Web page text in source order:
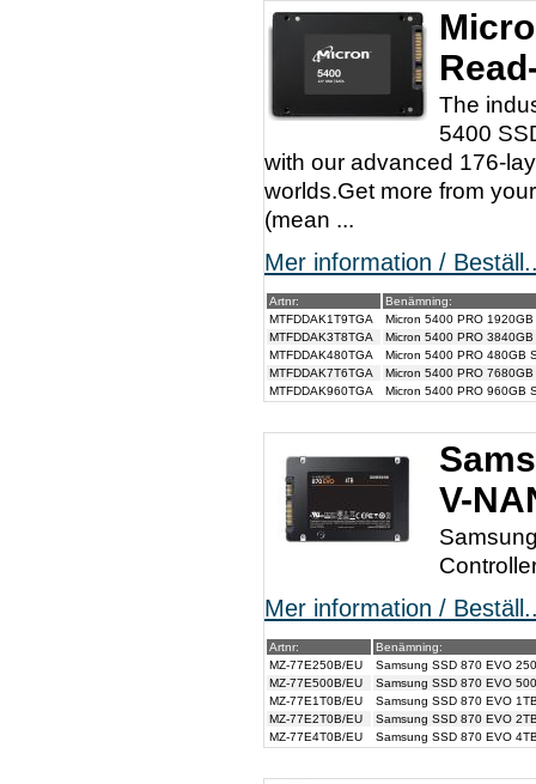
The
5400
with our advanced 176-
worlds.Get more from
(mean ...
Mer information /
Artnr:
Benämning:
MTFDDAK1T9TGA
Micron 5400 PRO 1920GB
MTFDDAK3T8TGA
Micron 5400 PRO 3840GB
MTFDDAK480TGA
Micron 5400 PRO 480GB
MTFDDAK7T6TGA
Micron 5400 PRO 7680GB
MTFDDAK960TGA
Micron 5400 PRO 960GB
V-
Mer information /
Artnr:
Benämning:
MZ-77E250B/EU
Samsung SSD 870 EVO
MZ-77E500B/EU
Samsung SSD 870 EVO
MZ-77E1T0B/EU
Samsung SSD 870 EVO
MZ-77E2T0B/EU
Samsung SSD 870 EVO
MZ-77E4T0B/EU
Samsung SSD 870 EVO